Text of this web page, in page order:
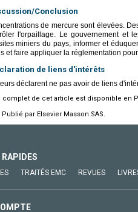
Conclusion
de mercure sont élevées.
l'orpaillage. Le gouvernement et
miniers du pays, informer et
et faire appliquer la réglementation
de liens d'intérêts
déclarent ne pas avoir de liens
complet de cet article est disponible en
par Elsevier Masson SAS.
TRAITÉS EMC REVUES